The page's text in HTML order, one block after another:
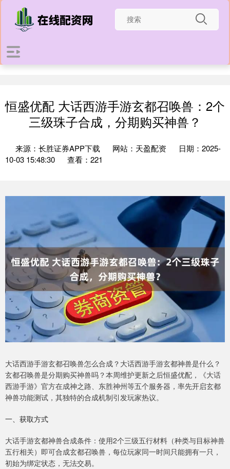
恒盛优配 大话西游手游玄都召唤兽：2个
三级珠子合成，分期购买神兽？
来源：长胜证券APP下载 网站：天盈配资
日期：2025-
10-03 15:48:30
查看：221
大话西游手游玄都召唤兽怎么合成？大话西游手游玄都神兽是什么？
玄都召唤兽是分期购买神兽吗？本周维护更新之后恒盛优配，《大话
西游手游》官方在成神之路、东胜神州等五个服务器，率先开启玄都
神兽功能测试，其独特的合成机制引发玩家热议。
一、获取方式
大话手游玄都神兽合成条件：使用2个三级五行材料（种类与目标神兽
五行相关）即可合成玄都召唤兽，每位玩家同一时间只能拥有一只，
初始为绑定状态，无法交易。